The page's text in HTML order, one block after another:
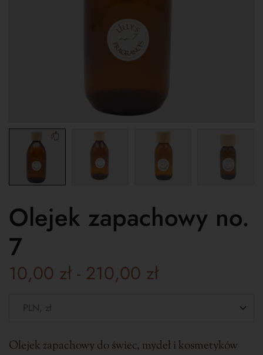
Olejek zapachowy no.
7
10,00 zł - 210,00 zł
Olejek zapachowy do świec, mydeł i kosmetyków